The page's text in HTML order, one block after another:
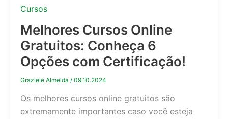
Cursos
Melhores Cursos Online
Gratuitos: Conheça 6
Opções com Certificação!
Graziele Almeida / 09.10.2024
Os melhores cursos online gratuitos são
extremamente importantes caso você esteja